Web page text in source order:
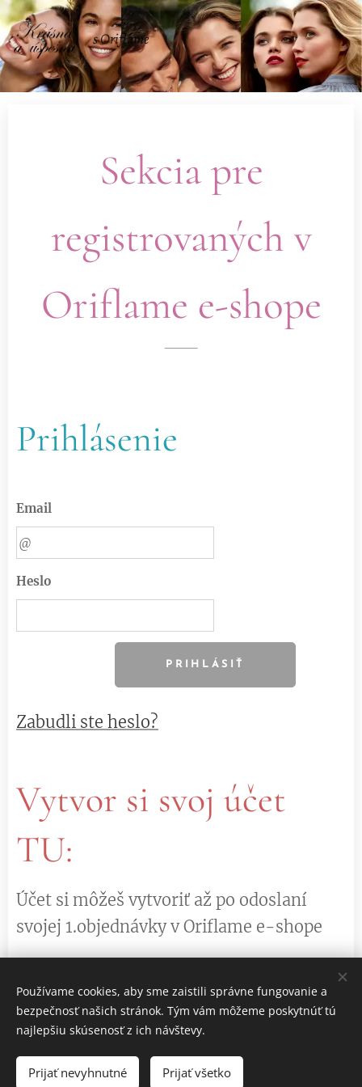
s Oriflame
Sekcia pre
registrovaných v
Oriflame e-shope
Prihlásenie
Email
Heslo
PRIHLÁSIŤ
Zabudli ste heslo?
Vytvor si svoj účet
TU:
Účet si môžeš vytvoriť až po odoslaní
svojej 1.objednávky v Oriflame e-shope
VYTVORIŤ ÚČET
Používame cookies, aby sme zaistili správne fungovanie a
bezpečnosť našich stránok. Tým vám môžeme poskytnúť tú
najlepšiu skúsenosť z ich návštevy.
Prijať nevyhnutné Prijať všetko